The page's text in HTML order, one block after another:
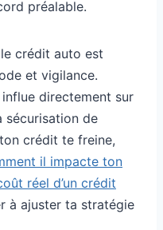
préalable.
crédit auto est
et vigilance.
directement sur
sécurisation de
crédit te freine,
il impacte ton
réel d’un crédit
à ajuster ta stratégie